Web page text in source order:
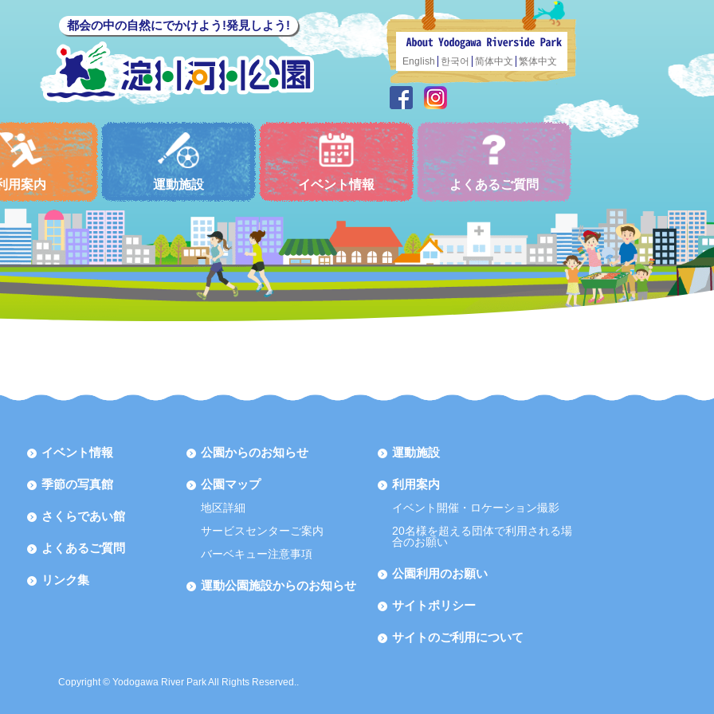
都会の中の自然にでかけよう!発見しよう!
English 한국어 简体中文 繁体中文
用案内 運動施設 イベント情報 よくあるご質問
イベント情報
季節の写真館
さくらであい館
よくあるご質問
リンク集
公園からのお知らせ
公園マップ
地区詳細
サービスセンターご案内
バーベキュー注意事項
運動公園施設からのお知らせ
運動施設
利用案内
イベント開催・ロケーション撮影
20名様を超える団体で利用される場
合のお願い
公園利用のお願い
サイトポリシー
サイトのご利用について
Copyright © Yodogawa River Park All Rights Reserved..